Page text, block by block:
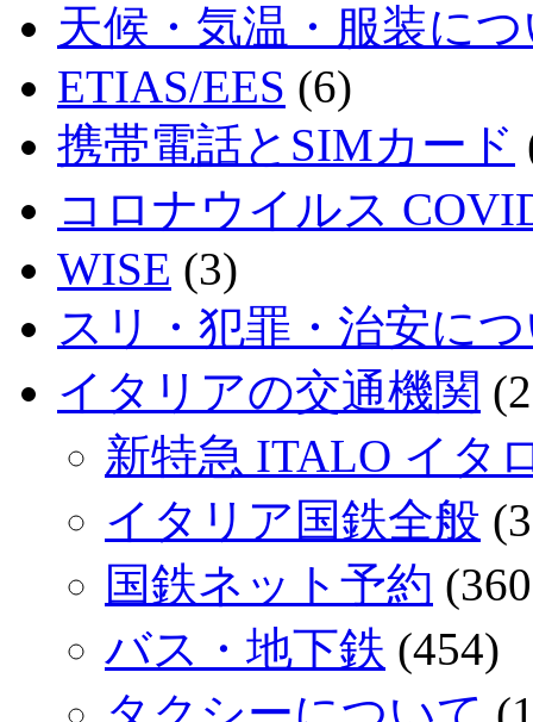
天候・気温・服装に
ETIAS/EES (6)
携帯電話とSIMカード
コロナウイルス
WISE (3)
スリ・犯罪・治安に
イタリアの交通機関
新特急 ITALO イタ
イタリア国鉄全般
国鉄ネット予約
バス・地下鉄 (454)